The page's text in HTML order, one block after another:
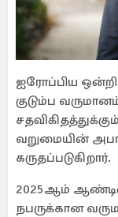
ஐரோப்பிய
குடும்ப
வறுமையின்
கருதப்படுகிறார்.
2025ஆம்
நபருக்கான